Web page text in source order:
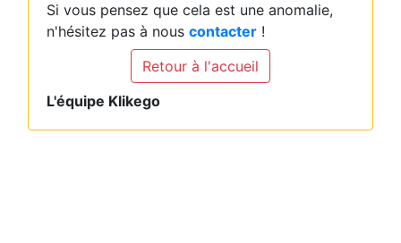
Si vous pensez que cela est une anomalie,
n'hésitez pas à nous contacter !
Retour à l'accueil
L'équipe Klikego